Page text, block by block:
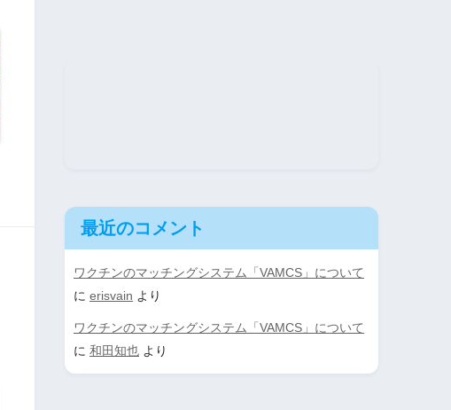
最近のコメント
ワクチンのマッチングシステム「VAMCS」について
に erisvain より
ワクチンのマッチングシステム「VAMCS」について
に 和田知也 より